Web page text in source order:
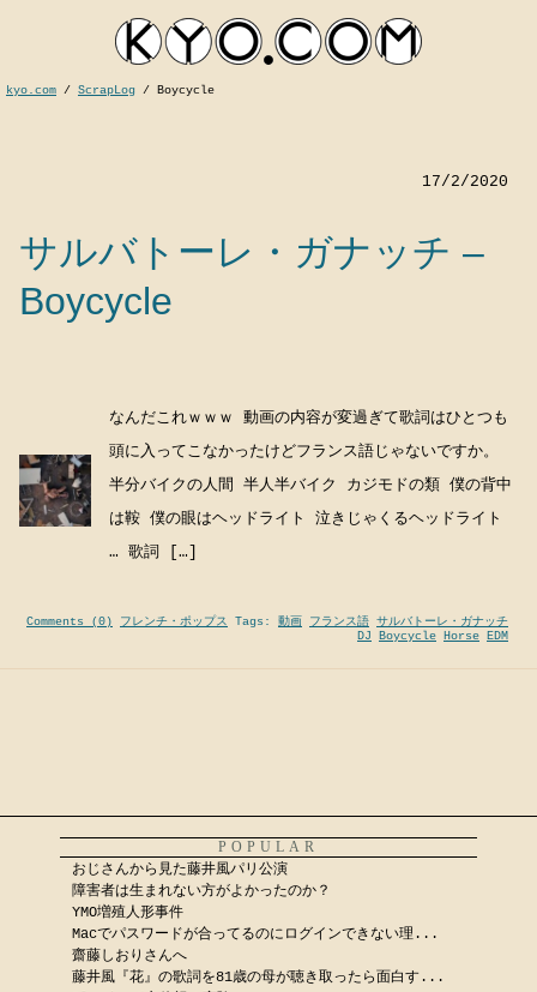
kyo.com / ScrapLog / Boycycle
17/2/2020
サルバトーレ・ガナッチ –
Boycycle
なんだこれｗｗｗ 動画の内容が変過ぎて歌詞はひとつも
頭に入ってこなかったけどフランス語じゃないですか。
半分バイクの人間 半人半バイク カジモドの類 僕の背中
は鞍 僕の眼はヘッドライト 泣きじゃくるヘッドライト
… 歌詞 […]
Comments (0) フレンチ・ポップス Tags: 動画 フランス語 サルバトーレ・ガナッチ
DJ
Boycycle Horse EDM
POPULAR
おじさんから見た藤井風パリ公演
障害者は生まれない方がよかったのか？
YMO増殖人形事件
Macでパスワードが合ってるのにログインできない理...
齋藤しおりさんへ
藤井風『花』の歌詞を81歳の母が聴き取ったら面白す...